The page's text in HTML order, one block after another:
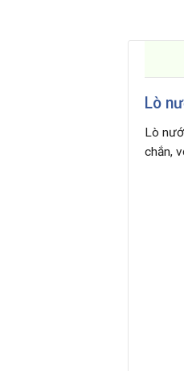
Lò
Lò
chắn,